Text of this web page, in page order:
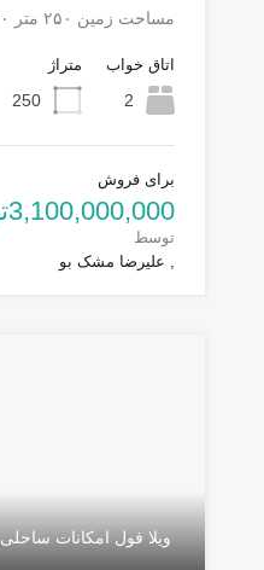
مساحت زمین ۲۵۰ متر ۱۲۰متر…
اتاق خواب
2
متراژ
250
برای فروش
3,100,000,000تومان
توسط
, علیرضا مشک بو
ویلا فول امکانات ساحلی